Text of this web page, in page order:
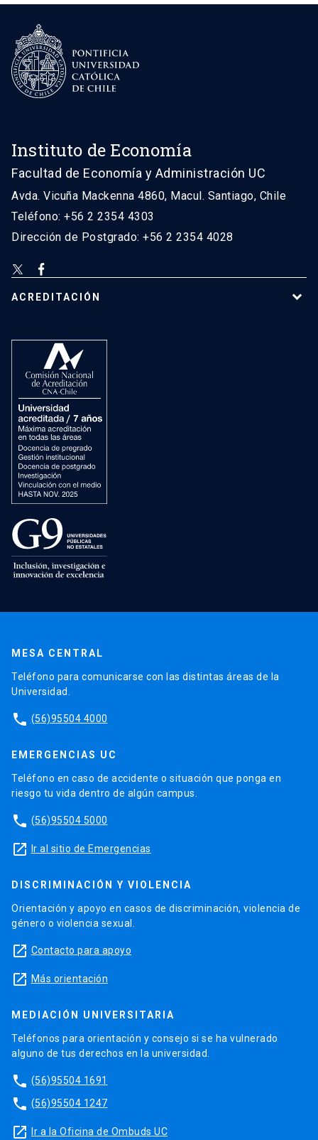
Instituto de Economía
Facultad de Economía y Administración UC
Avda. Vicuña Mackenna 4860, Macul. Santiago, Chile
Teléfono: +56 2 2354 4303
Dirección de Postgrado: +56 2 2354 4028
ACREDITACIÓN
MESA CENTRAL
Teléfono para comunicarse con las distintas áreas de la
Universidad.
phone (56)95504 4000
EMERGENCIAS UC
Teléfono en caso de accidente o situación que ponga en
riesgo tu vida dentro de algún campus.
phone (56)95504 5000
launch Ir al sitio de Emergencias
DISCRIMINACIÓN Y VIOLENCIA
Orientación y apoyo en casos de discriminación, violencia de
género o violencia sexual.
launch Contacto para apoyo
launch Más orientación
MEDIACIÓN UNIVERSITARIA
Teléfonos para orientación y consejo si se ha vulnerado
alguno de tus derechos en la universidad.
phone (56)95504 1691
phone (56)95504 1247
launch Ir a la Oficina de Ombuds UC